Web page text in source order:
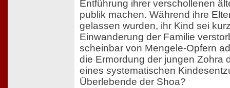
Entführung ihrer verschollenen
publik machen. Während ihre
gelassen wurden, ihr Kind sei
Einwanderung der Familie
scheinbar von Mengele-Opfern
die Ermordung der jungen Zohra
eines systematischen
Überlebende der Shoa?